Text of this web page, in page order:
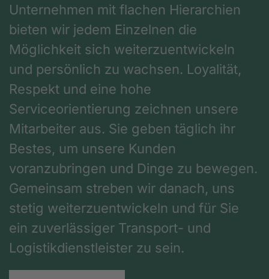
Unternehmen mit flachen Hierarchien
bieten wir jedem Einzelnen die
Möglichkeit sich weiterzuentwickeln
und persönlich zu wachsen. Loyalität,
Respekt und eine hohe
Serviceorientierung zeichnen unsere
Mitarbeiter aus. Sie geben täglich ihr
Bestes, um unsere Kunden
voranzubringen und Dinge zu bewegen.
Gemeinsam streben wir danach, uns
stetig weiterzuentwickeln und für Sie
ein zuverlässiger Transport- und
Logistikdienstleister zu sein.